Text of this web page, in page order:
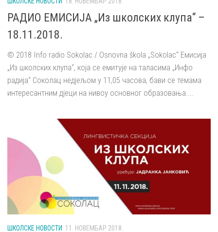
РАДИО ЕМИСИЈА „Из школских клупа“ –
18.11.2018.
© 2018 Info radio Sokolac / Osnovna škola „Sokolac“ Емисија
„Из школских клупа“, која се емитује на таласима „Инфо
радија“ Соколац недјељом у 11,05 часова, бави се темама
интересантним дјеци на нивоу основног образовања....
ШКОЛСКЕ НОВОСТИ 11. НОВЕМБАР 2018.